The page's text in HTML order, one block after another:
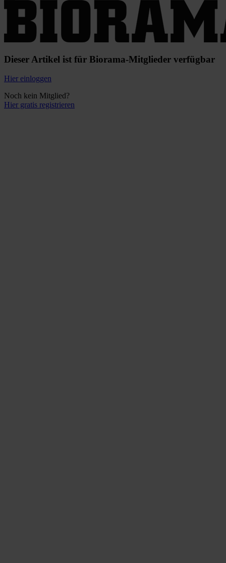
Dieser Artikel ist für Biorama-Mitglieder verfügbar
Hier einloggen
Noch kein Mitglied?
Hier gratis registrieren